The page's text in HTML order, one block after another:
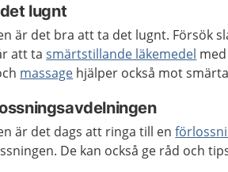
lugnt
är det bra att ta det lugnt. Försök
att tasmärtstillande läkemedel
massage hjälper också mot
är det dags att ringa till en
De kan också ge råd och